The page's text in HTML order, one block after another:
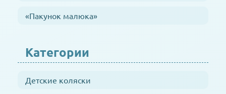
«Пакунок малюка»
Категории
Детские коляски